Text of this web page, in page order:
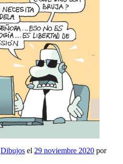
Dibujos el 29 noviembre 2020 por